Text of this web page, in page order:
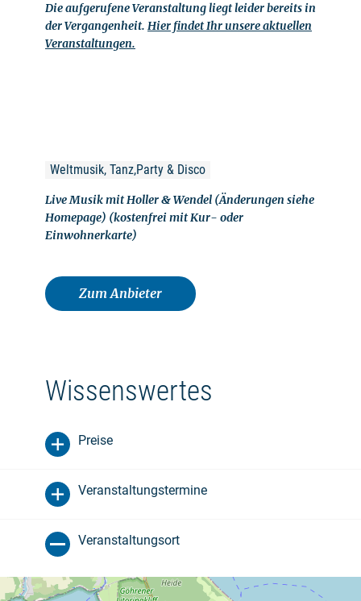
Die aufgerufene Veranstaltung liegt leider bereits in
der Vergangenheit. Hier findet Ihr unsere aktuellen
Veranstaltungen.
Weltmusik, Tanz,Party & Disco
Live Musik mit Holler & Wendel (Änderungen siehe
Homepage) (kostenfrei mit Kur- oder
Einwohnerkarte)
Zum Anbieter
Wissenswertes
Preise
Veranstaltungstermine
Veranstaltungsort